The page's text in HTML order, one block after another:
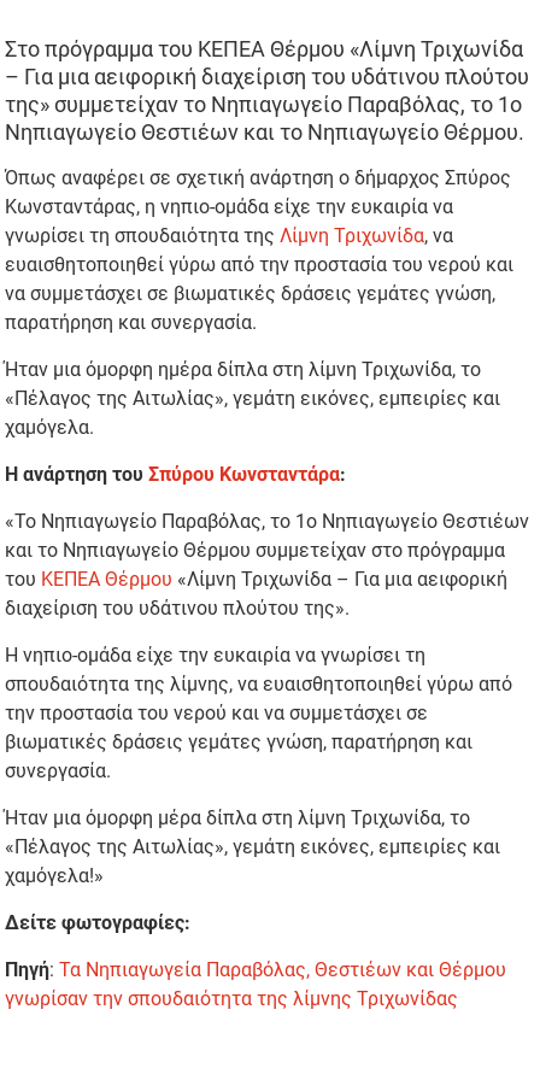
Στο πρόγραμμα του ΚΕΠΕΑ Θέρμου «Λίμνη Τριχωνίδα
– Για μια αειφορική διαχείριση του υδάτινου πλούτου
της» συμμετείχαν το Νηπιαγωγείο Παραβόλας, το 1ο
Νηπιαγωγείο Θεστιέων και το Νηπιαγωγείο Θέρμου.
Όπως αναφέρει σε σχετική ανάρτηση ο δήμαρχος Σπύρος
Κωνσταντάρας, η νηπιο-ομάδα είχε την ευκαιρία να
γνωρίσει τη σπουδαιότητα της Λίμνη Τριχωνίδα, να
ευαισθητοποιηθεί γύρω από την προστασία του νερού και
να συμμετάσχει σε βιωματικές δράσεις γεμάτες γνώση,
παρατήρηση και συνεργασία.
Ήταν μια όμορφη ημέρα δίπλα στη λίμνη Τριχωνίδα, το
«Πέλαγος της Αιτωλίας», γεμάτη εικόνες, εμπειρίες και
χαμόγελα.
Η ανάρτηση τουΣπύρου Κωνσταντάρα:
«Το Νηπιαγωγείο Παραβόλας, το 1ο Νηπιαγωγείο Θεστιέων
και το Νηπιαγωγείο Θέρμου συμμετείχαν στο πρόγραμμα
του ΚΕΠΕΑ Θέρμου «Λίμνη Τριχωνίδα – Για μια αειφορική
διαχείριση του υδάτινου πλούτου της».
Η νηπιο-ομάδα είχε την ευκαιρία να γνωρίσει τη
σπουδαιότητα της λίμνης, να ευαισθητοποιηθεί γύρω από
την προστασία του νερού και να συμμετάσχει σε
βιωματικές δράσεις γεμάτες γνώση, παρατήρηση και
συνεργασία.
Ήταν μια όμορφη μέρα δίπλα στη λίμνη Τριχωνίδα, το
«Πέλαγος της Αιτωλίας», γεμάτη εικόνες, εμπειρίες και
χαμόγελα!»
Δείτε φωτογραφίες:
Πηγή:Τα Νηπιαγωγεία Παραβόλας, Θεστιέων και Θέρμου
γνωρίσαν την σπουδαιότητα της λίμνης Τριχωνίδας